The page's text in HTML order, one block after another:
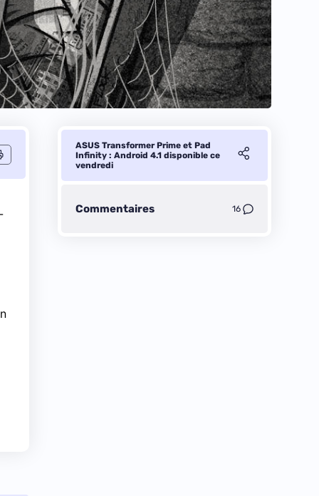
ASUS Transformer Prime et Pad
Infinity : Android 4.1 disponible ce
vendredi
Commentaires 16